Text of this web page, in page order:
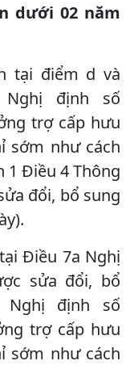
dưới 02 năm
tại điểm d và
định số
trợ cấp hưu
sớm như cách
1 Điều 4 Thông
đổi, bổ sung
Điều 7a Nghị
sửa đổi, bổ
định số
trợ cấp hưu
sớm như cách